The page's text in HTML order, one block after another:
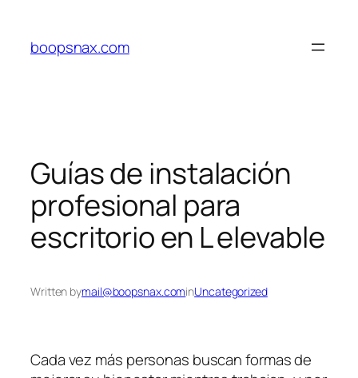
content
boopsnax.com
Guías de instalación
profesional para
escritorio en L elevable
Written bymail@boopsnax.cominUncategorized
Cada vez más personas buscan formas de